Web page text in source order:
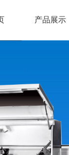
产品展示